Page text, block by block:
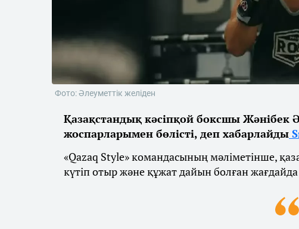
Фото: Әлеуметтік желіден
Қазақстандық кәсіпқой боксшы
жоспарларымен бөлісті, деп хабарлайды
«Qazaq Style» командасының мәліметінше,
күтіп отыр және құжат дайын болған